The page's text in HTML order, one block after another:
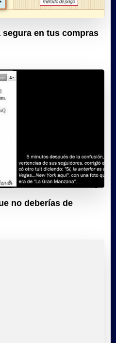
en tus compras
no deberías de